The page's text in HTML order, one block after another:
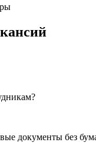
документы без